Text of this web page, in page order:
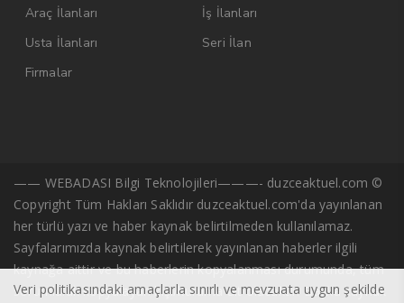
Araç İlanları
İş İlanları
Usta İlanları
Seri İlan
Firmalar
—— WEBADASI Bilgi Teknolojileri———- duzceaktuel.com ©
Copyright Tüm Hakları Saklıdır duzceaktuel.com'da yayınlanan
her türlü yazı ve haber kaynak belirtilmeden kullanılamaz.
Sayfalarımızda kaynak belirtilerek yayınlanan haberler ilgili
kaynağa aittir ve bu haberlerin kopyalanması durumunda, tüm
sorumluluk kopyalayan kişi/kuruma ait olacaktır. Başka kaynak
Veri politikasındaki amaçlarla sınırlı ve mevzuata uygun şekilde